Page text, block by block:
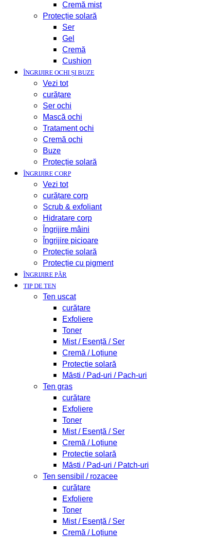
Cremă mist
Protecție solară
Ser
Gel
Cremă
Cushion
ÎNGRIJIRE OCHI ȘI BUZE
Vezi tot
curățare
Ser ochi
Mască ochi
Tratament ochi
Cremă ochi
Buze
Protecție solară
ÎNGRIJIRE CORP
Vezi tot
curățare corp
Scrub & exfoliant
Hidratare corp
Îngrijire mâini
Îngrijire picioare
Protecție solară
Protecție cu pigment
ÎNGRIJIRE PĂR
TIP DE TEN
Ten uscat
curățare
Exfoliere
Toner
Mist / Esență / Ser
Cremă / Loțiune
Protecție solară
Măști / Pad-uri / Pach-uri
Ten gras
curățare
Exfoliere
Toner
Mist / Esență / Ser
Cremă / Loțiune
Protecție solară
Măști / Pad-uri / Patch-uri
Ten sensibil / rozacee
curățare
Exfoliere
Toner
Mist / Esență / Ser
Cremă / Loțiune